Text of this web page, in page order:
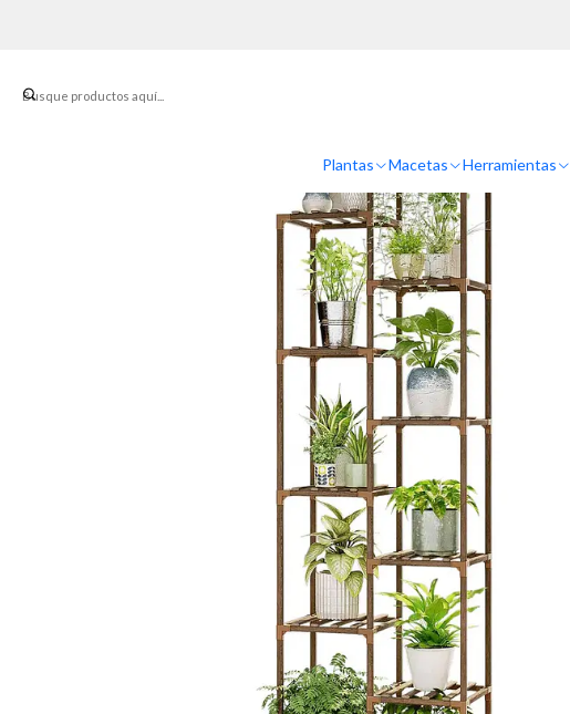
Plantas Macetas Herramientas